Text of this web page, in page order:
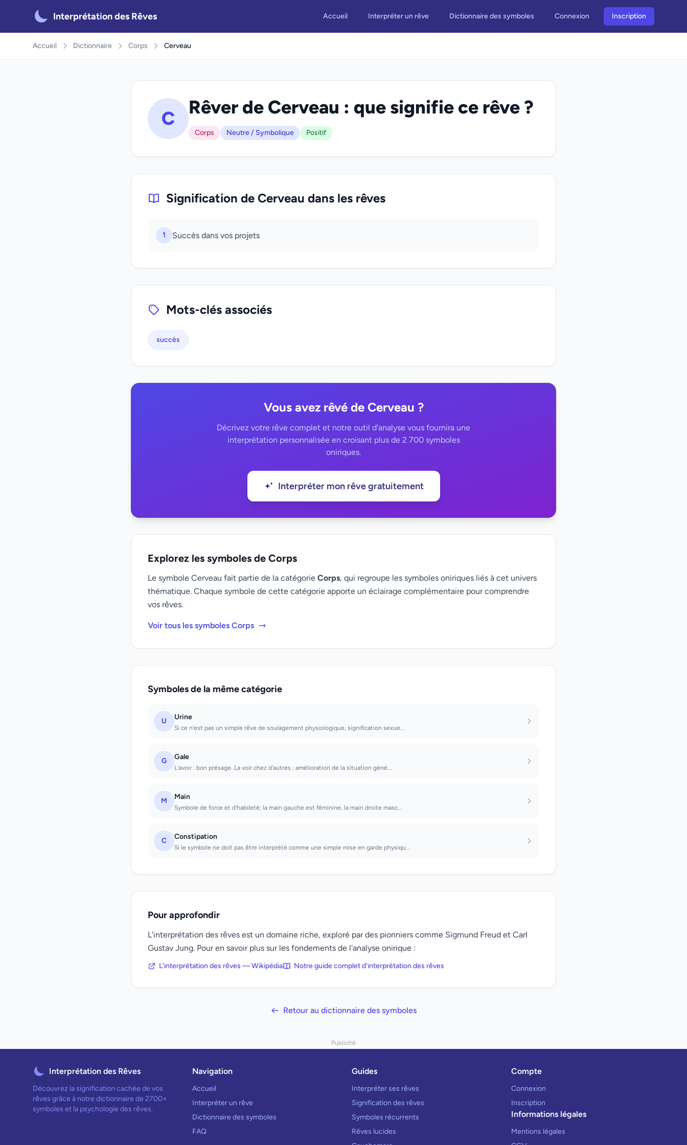
Interprétation des Rêves Accueil Interpréter un rêve Dictionnaire des symboles Connexion Inscription
Accueil Dictionnaire Corps Cerveau
C
Rêver de Cerveau : que signifie ce rêve ?
Corps Neutre / Symbolique Positif
Signification de Cerveau dans les rêves
1 Succès dans vos projets
Mots-clés associés
succès
Vous avez rêvé de Cerveau ?
Décrivez votre rêve complet et notre outil d'analyse vous fournira une
interprétation personnalisée en croisant plus de 2 700 symboles
oniriques.
Interpréter mon rêve gratuitement
Explorez les symboles de Corps
Le symbole Cerveau fait partie de la catégorie Corps, qui regroupe les symboles oniriques liés à cet univers
thématique. Chaque symbole de cette catégorie apporte un éclairage complémentaire pour comprendre
vos rêves.
Voir tous les symboles Corps
Symboles de la même catégorie
U Urine
Si ce n'est pas un simple rêve de soulagement physiologique, signification sexue...
G Gale
L'avoir : bon présage. La voir chez d'autres : amélioration de la situation géné...
M Main
Symbole de force et d'habileté; la main gauche est féminine, la main droite masc...
C Constipation
Si le symbole ne doit pas être interprété comme une simple mise en garde physiqu...
Pour approfondir
L'interprétation des rêves est un domaine riche, exploré par des pionniers comme Sigmund Freud et Carl
Gustav Jung. Pour en savoir plus sur les fondements de l'analyse onirique :
L'interprétation des rêves — Wikipédia Notre guide complet d'interprétation des rêves
Retour au dictionnaire des symboles
Publicité
Interprétation des Rêves
Découvrez la signification cachée de vos
rêves grâce à notre dictionnaire de 2700+
symboles et la psychologie des rêves.
Navigation
Accueil
Interpréter un rêve
Dictionnaire des symboles
FAQ
Guides
Interpréter ses rêves
Signification des rêves
Symboles récurrents
Rêves lucides
Compte
Connexion
Inscription
Informations légales
Mentions légales